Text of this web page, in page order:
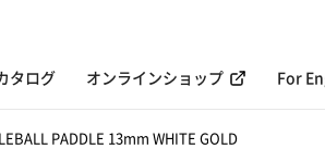
タログ オンラインショップ For
PADDLE 13mm WHITE GOLD